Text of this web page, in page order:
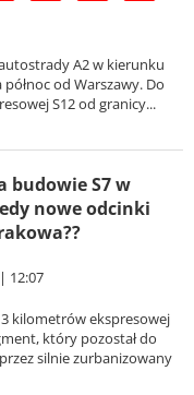
A2 w kierunku
od Warszawy. Do
S12 od granicy...
budowie S7 w
nowe odcinki
12:07
kilometrów ekspresowej
który pozostał do
silnie zurbanizowany